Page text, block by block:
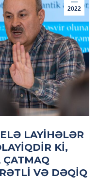
2022
LAYIHƏLƏR
KI,
ÇATMAQ
VƏ DƏQIQ